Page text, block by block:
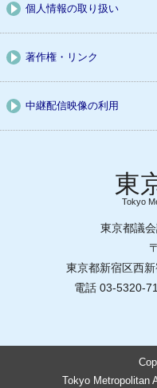
個人情報の取り扱い
著作権・リンク
中継配信映像の利用
Tokyo
東京都議
東京都新宿区西
電話 03-5320-
Tokyo Metropolitan